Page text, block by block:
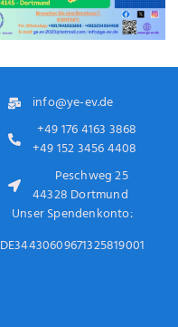
info@ye-ev.de
+49 176 4163 3868
+49 152 3456 4408
Peschweg 25
44328 Dortmund
Unser Spendenkonto:
DE34430609671325819001